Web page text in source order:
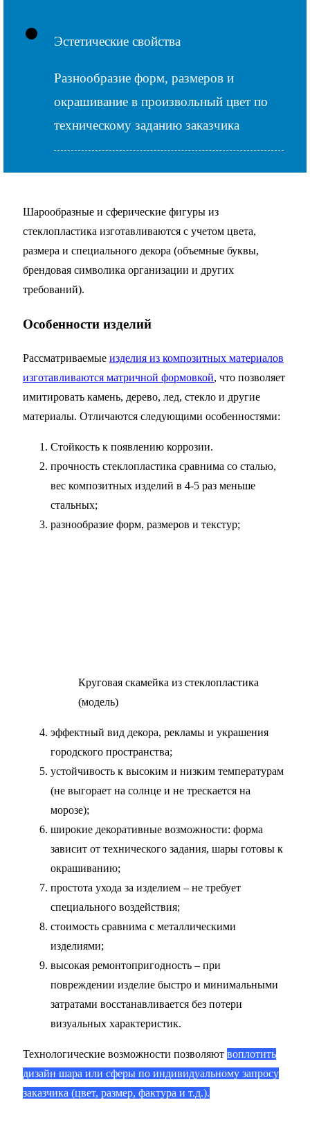
Эстетические свойства
Разнообразие форм, размеров и
окрашивание в произвольный цвет по
техническому заданию заказчика
Шарообразные и сферические фигуры из
стеклопластика изготавливаются с учетом цвета,
размера и специального декора (объемные буквы,
брендовая символика организации и других
требований).
Особенности изделий
Рассматриваемые изделия из композитных материалов
изготавливаются матричной формовкой, что позволяет
имитировать камень, дерево, лед, стекло и другие
материалы. Отличаются следующими особенностями:
Стойкость к появлению коррозии.
прочность стеклопластика сравнима со сталью,
вес композитных изделий в 4-5 раз меньше
стальных;
разнообразие форм, размеров и текстур;
Круговая скамейка из стеклопластика
(модель)
эффектный вид декора, рекламы и украшения
городского пространства;
устойчивость к высоким и низким температурам
(не выгорает на солнце и не трескается на
морозе);
широкие декоративные возможности: форма
зависит от технического задания, шары готовы к
окрашиванию;
простота ухода за изделием – не требует
специального воздействия;
стоимость сравнима с металлическими
изделиями;
высокая ремонтопригодность – при
повреждении изделие быстро и минимальными
затратами восстанавливается без потери
визуальных характеристик.
Технологические возможности позволяют воплотить
дизайн шара или сферы по индивидуальному запросу
заказчика (цвет, размер, фактура и т.д.).